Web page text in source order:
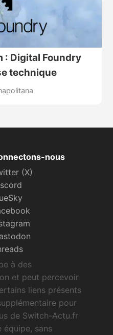
: Digital Foundry
technique
nous
(X)
à des
et peut percevoir
liens présents
pour
de Switch-Actu.fr
sans